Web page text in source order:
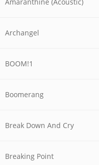
Archangel
BOOM!1
Boomerang
Break Down And Cry
Breaking Point